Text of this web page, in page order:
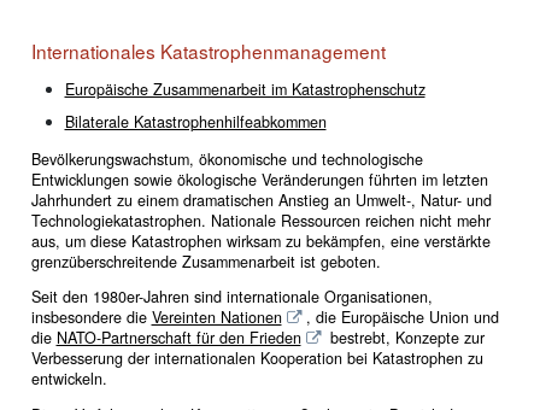
Internationales Katastrophenmanagement
Europäische Zusammenarbeit im Katastrophenschutz
Bilaterale Katastrophenhilfeabkommen
Bevölkerungswachstum, ökonomische und technologische
Entwicklungen sowie ökologische Veränderungen führten im letzten
Jahrhundert zu einem dramatischen Anstieg an Umwelt-, Natur- und
Technologiekatastrophen. Nationale Ressourcen reichen nicht mehr
aus, um diese Katastrophen wirksam zu bekämpfen, eine verstärkte
grenzüberschreitende Zusammenarbeit ist geboten.
Seit den 1980er-Jahren sind internationale Organisationen,
insbesondere die Vereinten Nationen
, die Europäische Union und
die NATO-Partnerschaft für den Frieden
bestrebt, Konzepte zur
Verbesserung der internationalen Kooperation bei Katastrophen zu
entwickeln.